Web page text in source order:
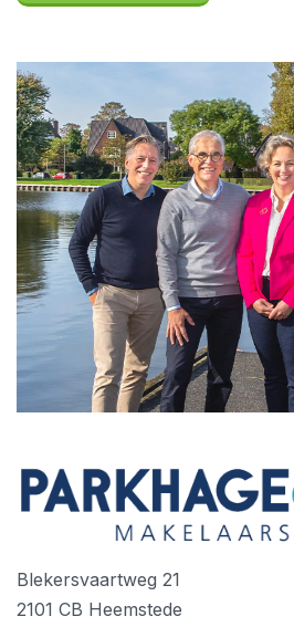
Blekersvaartweg 21
2101 CB Heemstede